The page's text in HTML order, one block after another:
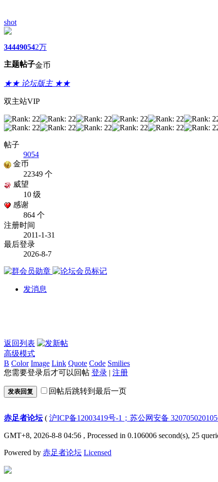
shot
3444
主题
9054
帖子
2万
金币
★★ 论坛版主 ★★
双主站VIP
帖子
9054
金币
22349 个
威望
10 级
感谢
864 个
注册时间
2011-1-31
最后登录
2026-8-7
发消息
返回列表
高级模式
B Color Image Link Quote Code Smilies
您需要登录后才可以回帖 登录 | 注册
发表回复 回帖后跳转到最后一页
赤足者论坛( 沪ICP备12003419号-1；苏公网安备
GMT+8, 2026-8-8 04:56 , Processed in 0.106006 second(s), 25
Powered by 赤足者论坛 Licensed